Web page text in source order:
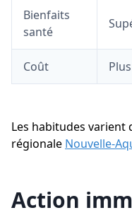
Bienfaits
santé
Coût
Les habitudes varient
régionale Nouvelle-
Action